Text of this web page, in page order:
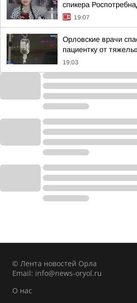
спикера
19:07
Орловские врачи
пациентку от
19:03
© Лента новостей Орла
Email: info@news-oryol.ru
О нас